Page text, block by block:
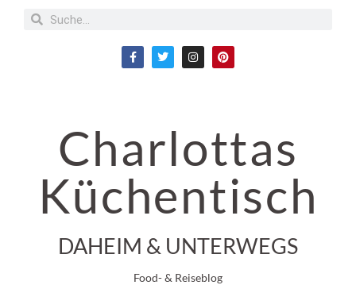
Charlottas
Küchentisch
DAHEIM & UNTERWEGS
Food- & Reiseblog